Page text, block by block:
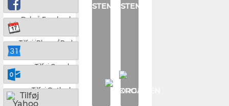
Del på Facebook
Tilføj iPhone/iPad
Tilføj Google
Tilføj Outlook
STEM STEM